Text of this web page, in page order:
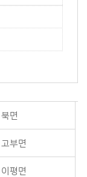
북면
고부면
이평면